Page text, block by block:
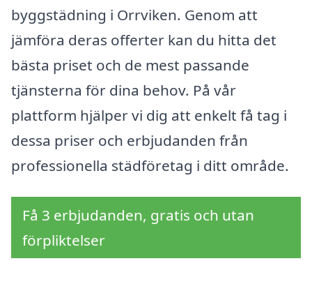
byggstädning i Orrviken. Genom att
jämföra deras offerter kan du hitta det
bästa priset och de mest passande
tjänsterna för dina behov. På vår
plattform hjälper vi dig att enkelt få tag i
dessa priser och erbjudanden från
professionella städföretag i ditt område.
Få 3 erbjudanden, gratis och utan
förpliktelser